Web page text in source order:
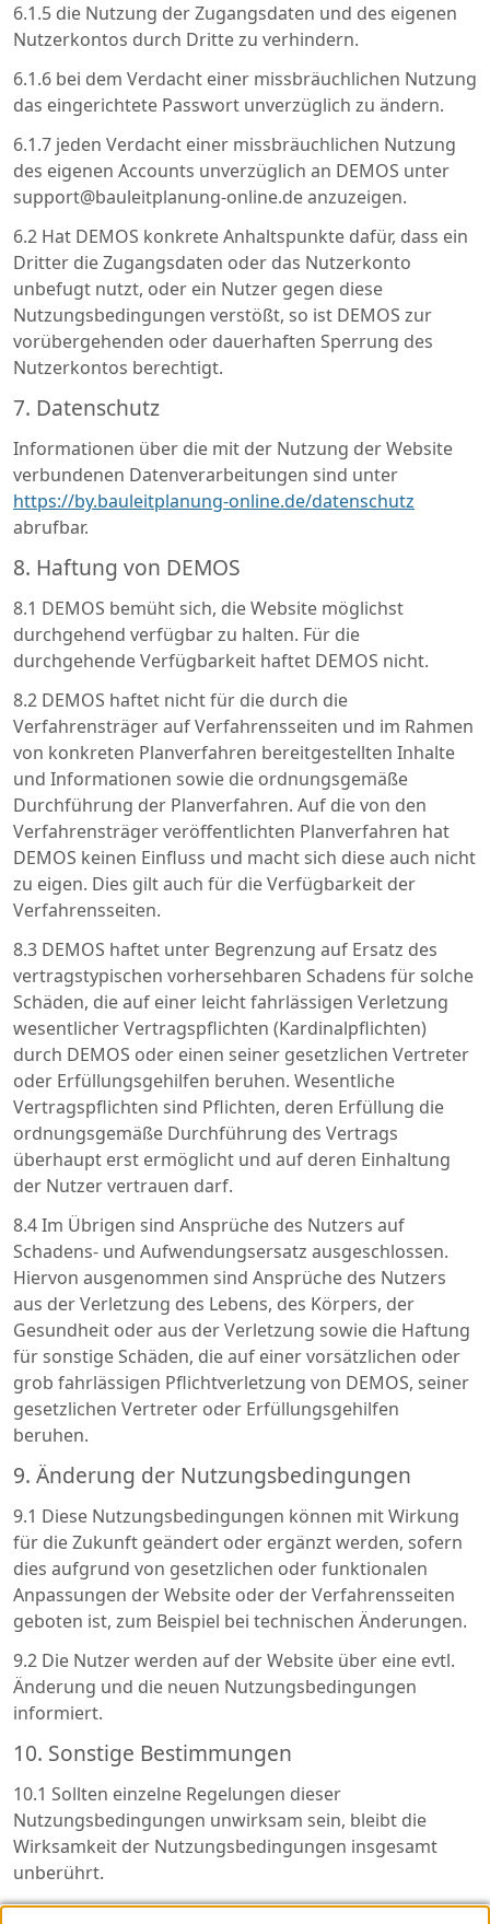
6.1.5 die Nutzung der Zugangsdaten und des eigenen
Nutzerkontos durch Dritte zu verhindern.
6.1.6 bei dem Verdacht einer missbräuchlichen Nutzung
das eingerichtete Passwort unverzüglich zu ändern.
6.1.7 jeden Verdacht einer missbräuchlichen Nutzung
des eigenen Accounts unverzüglich an DEMOS unter
support@bauleitplanung-online.de anzuzeigen.
6.2 Hat DEMOS konkrete Anhaltspunkte dafür, dass ein
Dritter die Zugangsdaten oder das Nutzerkonto
unbefugt nutzt, oder ein Nutzer gegen diese
Nutzungsbedingungen verstößt, so ist DEMOS zur
vorübergehenden oder dauerhaften Sperrung des
Nutzerkontos berechtigt.
7. Datenschutz
Informationen über die mit der Nutzung der Website
verbundenen Datenverarbeitungen sind unter
https://by.bauleitplanung-online.de/datenschutz
abrufbar.
8. Haftung von DEMOS
8.1 DEMOS bemüht sich, die Website möglichst
durchgehend verfügbar zu halten. Für die
durchgehende Verfügbarkeit haftet DEMOS nicht.
8.2 DEMOS haftet nicht für die durch die
Verfahrensträger auf Verfahrensseiten und im Rahmen
von konkreten Planverfahren bereitgestellten Inhalte
und Informationen sowie die ordnungsgemäße
Durchführung der Planverfahren. Auf die von den
Verfahrensträger veröffentlichten Planverfahren hat
DEMOS keinen Einfluss und macht sich diese auch nicht
zu eigen. Dies gilt auch für die Verfügbarkeit der
Verfahrensseiten.
8.3 DEMOS haftet unter Begrenzung auf Ersatz des
vertragstypischen vorhersehbaren Schadens für solche
Schäden, die auf einer leicht fahrlässigen Verletzung
wesentlicher Vertragspflichten (Kardinalpflichten)
durch DEMOS oder einen seiner gesetzlichen Vertreter
oder Erfüllungsgehilfen beruhen. Wesentliche
Vertragspflichten sind Pflichten, deren Erfüllung die
ordnungsgemäße Durchführung des Vertrags
überhaupt erst ermöglicht und auf deren Einhaltung
der Nutzer vertrauen darf.
8.4 Im Übrigen sind Ansprüche des Nutzers auf
Schadens- und Aufwendungsersatz ausgeschlossen.
Hiervon ausgenommen sind Ansprüche des Nutzers
aus der Verletzung des Lebens, des Körpers, der
Gesundheit oder aus der Verletzung sowie die Haftung
für sonstige Schäden, die auf einer vorsätzlichen oder
grob fahrlässigen Pflichtverletzung von DEMOS, seiner
gesetzlichen Vertreter oder Erfüllungsgehilfen
beruhen.
9. Änderung der Nutzungsbedingungen
9.1 Diese Nutzungsbedingungen können mit Wirkung
für die Zukunft geändert oder ergänzt werden, sofern
dies aufgrund von gesetzlichen oder funktionalen
Anpassungen der Website oder der Verfahrensseiten
geboten ist, zum Beispiel bei technischen Änderungen.
9.2 Die Nutzer werden auf der Website über eine evtl.
Änderung und die neuen Nutzungsbedingungen
informiert.
10. Sonstige Bestimmungen
10.1 Sollten einzelne Regelungen dieser
Nutzungsbedingungen unwirksam sein, bleibt die
Wirksamkeit der Nutzungsbedingungen insgesamt
unberührt.
10.2 Auf diese Nutzungsbedingungen sowie das